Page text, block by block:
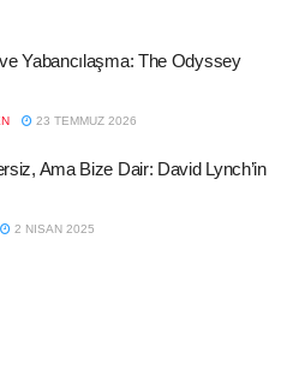
Yabancılaşma: The Odyssey
23 TEMMUZ 2026
Ama Bize Dair: David Lynch’in
2 NISAN 2025